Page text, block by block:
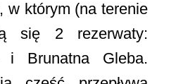
w którym (na terenie
się 2 rezerwaty:
i Brunatna Gleba.